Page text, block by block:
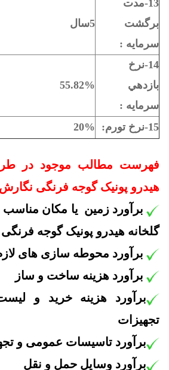
13-مدت
برگشت
سرمايه :
5سال
14-نرخ
بازدهي
سرمايه :
55.82%
15-نرخ تورم: 20%
فهرست مطالب موجود در
هیدرو پونیک گوجه فرنگی نگارش
برآورد زمین یا مکان
گلخانه هیدرو پونیک گوجه فرنگی
برآورد محوطه سازی های
برآورد هزینه ساخت و ساز
برآورد هزینه خرید و
تجهیزات
برآورد تاسیسات عمومی و
برآورد وسایل حمل و نقل